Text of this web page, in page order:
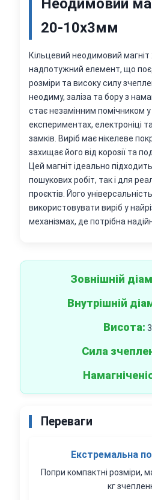
Неодимовий
20-10х3мм
Кільцевий неодимовий
надпотужний елемент, що
розміри та високу силу
неодиму, заліза та бору з
стає незамінним помічником у
експериментах, електроніці
замків. Виріб має нікелеве
захищає його від корозії та
Цей магніт ідеально
пошукових робіт, так і для
проєктів. Його
використовувати виріб у
механізмах, де потрібна
Зовнішній
Внутрішній
Висота:
Сила
Переваги
Екстремальна
Попри компактні розміри,
кг